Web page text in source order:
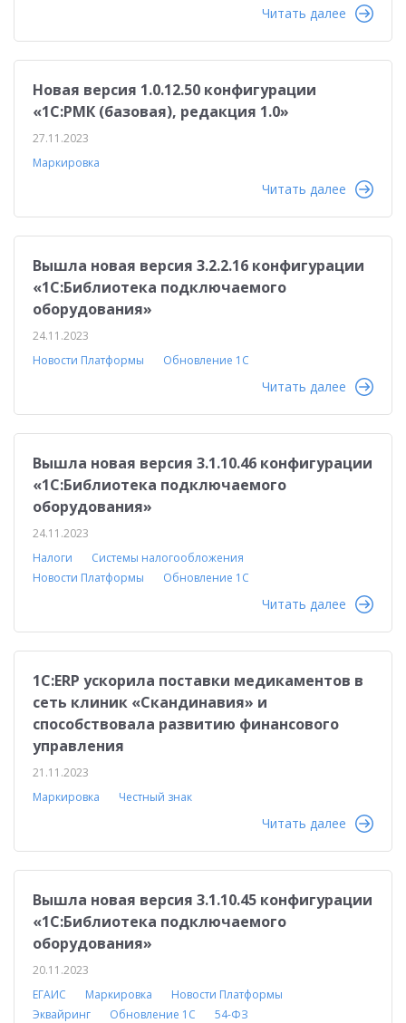
Читать далее
Новая версия 1.0.12.50 конфигурации
«1С:РМК (базовая), редакция 1.0»
27.11.2023
Маркировка
Читать далее
Вышла новая версия 3.2.2.16 конфигурации
«1С:Библиотека подключаемого
оборудования»
24.11.2023
Новости Платформы
Обновление 1С
Читать далее
Вышла новая версия 3.1.10.46 конфигурации
«1С:Библиотека подключаемого
оборудования»
24.11.2023
Налоги
Системы налогообложения
Новости Платформы
Обновление 1С
Читать далее
1С:ERP ускорила поставки медикаментов в
сеть клиник «Скандинавия» и
способствовала развитию финансового
управления
21.11.2023
Маркировка
Честный знак
Читать далее
Вышла новая версия 3.1.10.45 конфигурации
«1С:Библиотека подключаемого
оборудования»
20.11.2023
ЕГАИС
Маркировка
Новости Платформы
Эквайринг
Обновление 1С 54-ФЗ